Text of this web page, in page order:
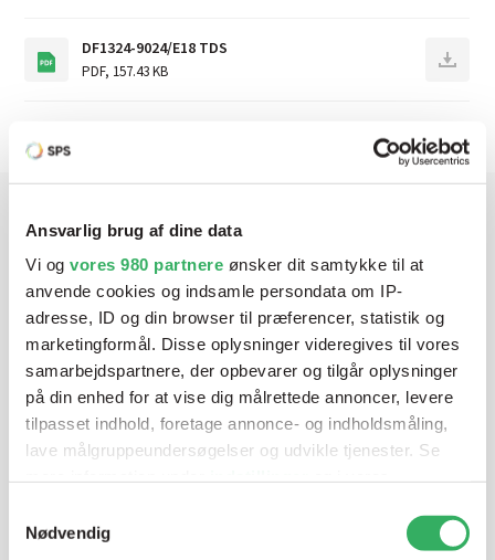
Ansvarlig brug af dine data
Vi og vores 980 partnere ønsker dit samtykke til at
anvende cookies og indsamle persondata om IP-
adresse, ID og din browser til præferencer, statistik og
marketingformål. Disse oplysninger videregives til vores
samarbejdspartnere, der opbevarer og tilgår oplysninger
på din enhed for at vise dig målrettede annoncer, levere
tilpasset indhold, foretage annonce- og indholdsmåling,
lave målgruppeundersøgelser og udvikle tjenester. Se
tilbage eller ændre indstillinger fra vores
"Cookiedeklaration", eller ved at trykke på "Privacy
Nødvendig
DF1324-9024/E18 TDS
PDF, 157.43 KB
Har du brug for hjælp? Vi sidder
klar ved telefonen
Vi tilbyder et bredt sortiment af produkter til
autolakering. Lige meget om du skal bruge en enkelt farve,
en sprøjtepistol eller om du har behov for en
blandeanlægsløsning, kan vi hjælpe dig.